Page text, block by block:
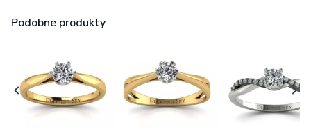
Podobne produkty